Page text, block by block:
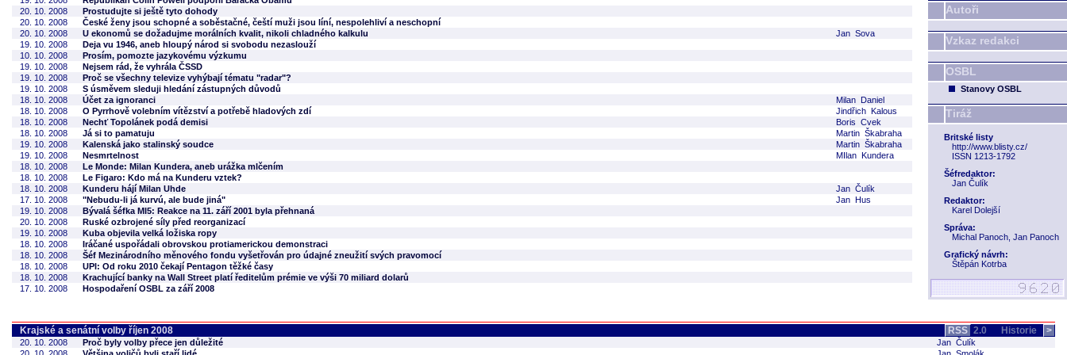
Autoři
Vzkaz redakci
OSBL
Stanovy OSBL
Tiráž
Britské listy
http://www.blisty.cz/
ISSN 1213-1792
Šéfredaktor:
Jan Čulík
Redaktor:
Karel Dolejší
Správa:
Michal Panoch, Jan Panoch
Grafický návrh:
Štěpán Kotrba
20. 10. 2008
Prostudujte si ještě tyto dohody
20. 10. 2008
České ženy jsou schopné a soběstačné, čeští muži jsou líní, nespolehliví a neschopní
20. 10. 2008
U ekonomů se dožadujme morálních kvalit, nikoli chladného kalkulu
Jan Sova
19. 10. 2008
Deja vu 1946, aneb hloupý národ si svobodu nezaslouží
10. 10. 2008
Prosím, pomozte jazykovému výzkumu
19. 10. 2008
Nejsem rád, že vyhrála ČSSD
19. 10. 2008
Proč se všechny televize vyhýbají tématu "radar"?
19. 10. 2008
S úsměvem sleduji hledání zástupných důvodů
18. 10. 2008
Účet za ignoranci
Milan Daniel
18. 10. 2008
O Pyrrhově volebním vítězství a potřebě hladových zdí
Jindřich Kalous
18. 10. 2008
Nechť Topolánek podá demisi
Boris Cvek
18. 10. 2008
Já si to pamatuju
Martin Škabraha
19. 10. 2008
Kalenská jako stalinský soudce
Martin Škabraha
19. 10. 2008
Nesmrtelnost
MIlan Kundera
18. 10. 2008
Le Monde: Milan Kundera, aneb urážka mlčením
18. 10. 2008
Le Figaro: Kdo má na Kunderu vztek?
18. 10. 2008
Kunderu hájí Milan Uhde
Jan Čulík
17. 10. 2008
"Nebudu-li já kurvú, ale bude jiná"
Jan Hus
19. 10. 2008
Bývalá šéfka MI5: Reakce na 11. září 2001 byla přehnaná
20. 10. 2008
Ruské ozbrojené síly před reorganizací
19. 10. 2008
Kuba objevila velká ložiska ropy
18. 10. 2008
Iráčané uspořádali obrovskou protiamerickou demonstraci
18. 10. 2008
Šéf Mezinárodního měnového fondu vyšetřován pro údajné zneužití svých pravomocí
18. 10. 2008
UPI: Od roku 2010 čekají Pentagon těžké časy
18. 10. 2008
Krachující banky na Wall Street platí ředitelům prémie ve výši 70 miliard dolarů
17. 10. 2008
Hospodaření OSBL za září 2008
Krajské a senátní volby říjen 2008 RSS 2.0 Historie >
20. 10. 2008 Proč byly volby přece jen důležité
Jan Čulík